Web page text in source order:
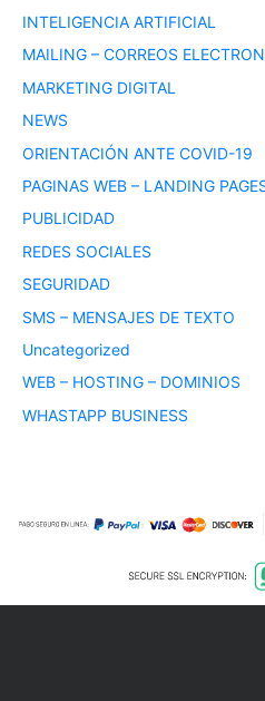
INTELIGENCIA ARTIFICIAL
MAILING – CORREOS
MARKETING DIGITAL
NEWS
ORIENTACIÓN ANTE COVID-19
PAGINAS WEB – LANDING
PUBLICIDAD
REDES SOCIALES
SEGURIDAD
SMS – MENSAJES DE TEXTO
Uncategorized
WEB – HOSTING – DOMINIOS
WHASTAPP BUSINESS